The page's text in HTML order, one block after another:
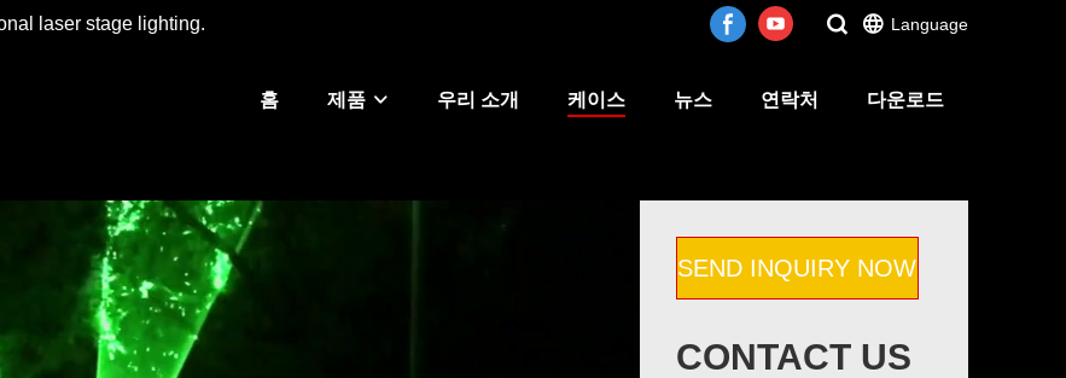
laser stage lighting. Language
홈 제품 우리 소개 케이스 뉴스 연락처 다운로드
SEND INQUIRY NOW
CONTACT US